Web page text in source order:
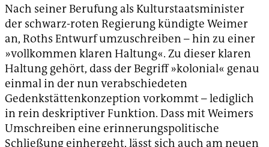
Nach seiner Berufung als Kulturstaatsminister
der schwarz-roten Regierung kündigte Weimer
an, Roths Entwurf umzuschreiben – hin zu einer
»vollkommen klaren Haltung«. Zu dieser klaren
Haltung gehört, dass der Begriff »kolonial« genau
einmal in der nun verabschiedeten
Gedenkstättenkonzeption vorkommt – lediglich
in rein deskriptiver Funktion. Dass mit Weimers
Umschreiben eine erinnerungspolitische
Schließung einhergeht, lässt sich auch am neuen